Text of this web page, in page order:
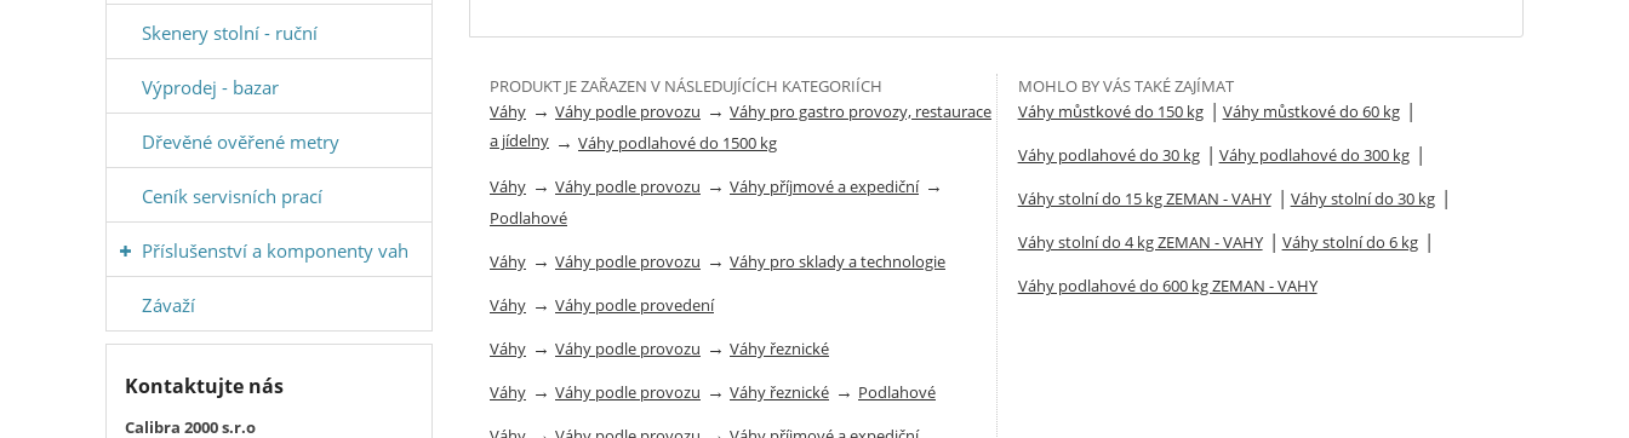
PRODUKT JE ZAŘAZEN V NÁSLEDUJÍCÍCH KATEGORIÍCH
Váhy → Váhy podle provozu → Váhy pro gastro provozy, restaurace
a jídelny → Váhy podlahové do 1500 kg
Váhy → Váhy podle provozu → Váhy příjmové a expediční →
Podlahové
Váhy → Váhy podle provozu → Váhy pro sklady a technologie
Váhy → Váhy podle provedení
Váhy → Váhy podle provozu → Váhy řeznické
Váhy → Váhy podle provozu → Váhy řeznické → Podlahové
MOHLO BY VÁS TAKÉ ZAJÍMAT
Váhy můstkové do 150 kg | Váhy můstkové do 60 kg |
Váhy podlahové do 30 kg | Váhy podlahové do 300 kg |
Váhy stolní do 15 kg ZEMAN - VAHY | Váhy stolní do 30 kg |
Váhy stolní do 4 kg ZEMAN - VAHY | Váhy stolní do 6 kg |
Váhy podlahové do 600 kg ZEMAN - VAHY
Skenery stolní - ruční
Výprodej - bazar
Dřevěné ověřené metry
Ceník servisních prací
Příslušenství a komponenty vah
Závaží
Kontaktujte nás
Calibra 2000 s.r.o